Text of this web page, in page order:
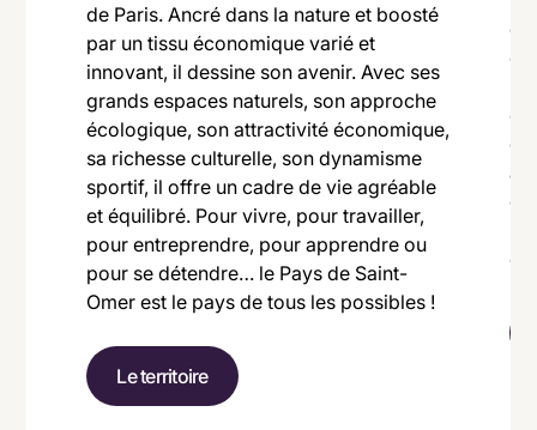
de Paris. Ancré dans la nature et boosté
par un tissu économique varié et
innovant, il dessine son avenir. Avec ses
grands espaces naturels, son approche
écologique, son attractivité économique,
sa richesse culturelle, son dynamisme
sportif, il offre un cadre de vie agréable
et équilibré. Pour vivre, pour travailler,
pour entreprendre, pour apprendre ou
pour se détendre… le Pays de Saint-
Omer est le pays de tous les possibles !
Le territoire
où
et